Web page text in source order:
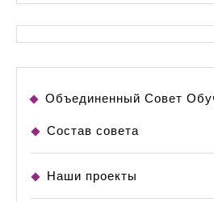
Объединенный Совет
Состав совета
Наши проекты